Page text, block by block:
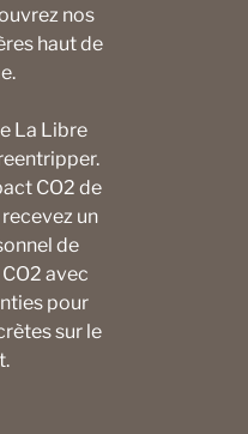
nos
haut de
La Libre
CO2 de
un
de
avec
pour
sur le